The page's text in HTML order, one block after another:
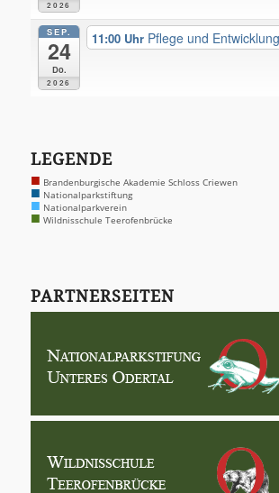
2026
SEP.
24
Do.
2026
11:00 Pflege und
LEGENDE
■ Brandenburgische Akademie Schloss Criewen
■ Nationalparkstiftung
■ Nationalparkverein
■ Wildnisschule Teerofenbrücke
PARTNERSEITEN